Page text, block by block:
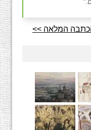
המלאה >>